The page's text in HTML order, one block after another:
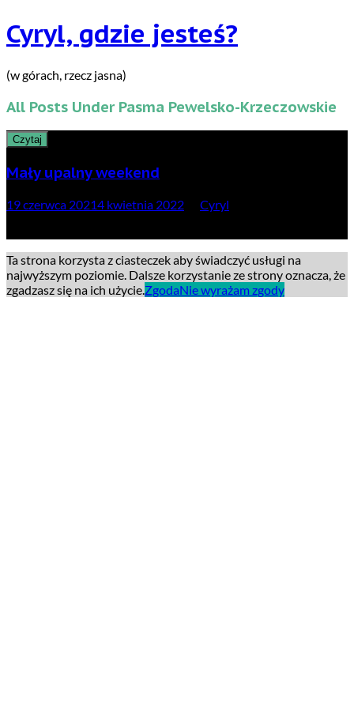
Cyryl, gdzie jesteś?
(w górach, rzecz jasna)
All Posts Under Pasma Pewelsko-Krzeczowskie
Czytaj
Mały upalny weekend
19 czerwca 20214 kwietnia 2022
Cyryl
Ta strona korzysta z ciasteczek aby świadczyć usługi na
najwyższym poziomie. Dalsze korzystanie ze strony oznacza, że
zgadzasz się na ich użycie. ZgodaNie wyrażam zgody